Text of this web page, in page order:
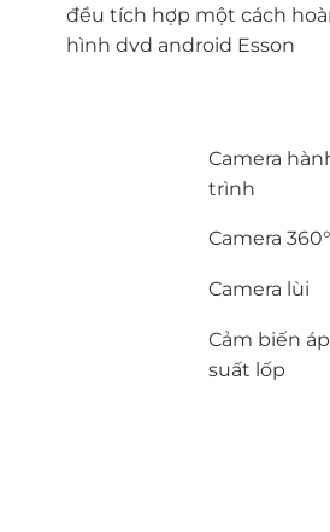
đều tích hợp một cách
hình dvd android Esson
Camera
trình
Camera 360°
Camera lùi
Cảm biến áp
suất lốp